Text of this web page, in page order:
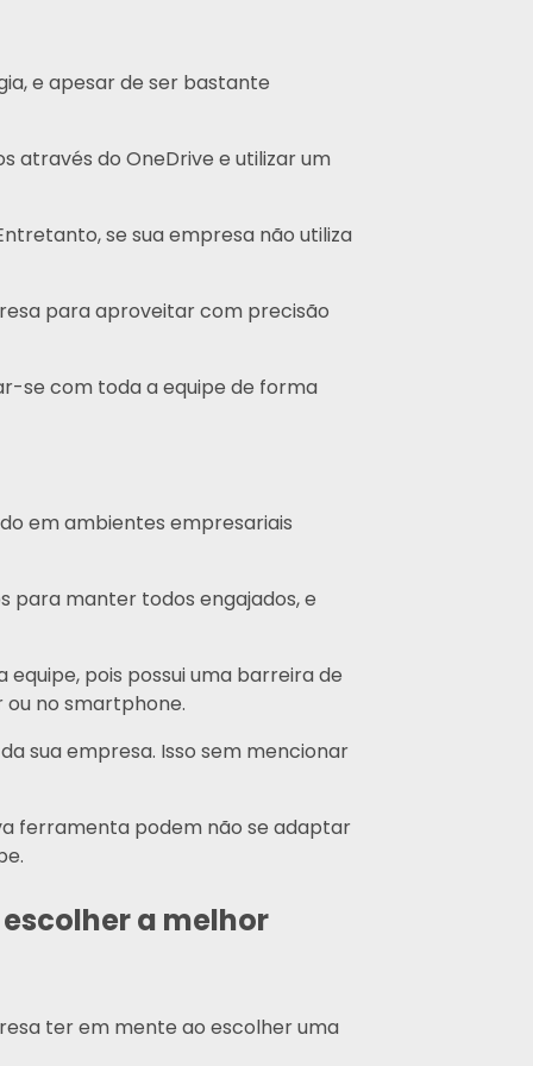
e apesar de ser bastante
através do OneDrive e utilizar um
se sua empresa não utiliza
para aproveitar com precisão
se com toda a equipe de forma
em ambientes empresariais
para manter todos engajados, e
pois possui uma barreira de
no smartphone.
sua empresa. Isso sem mencionar
ferramenta podem não se adaptar
a melhor
ter em mente ao escolher uma